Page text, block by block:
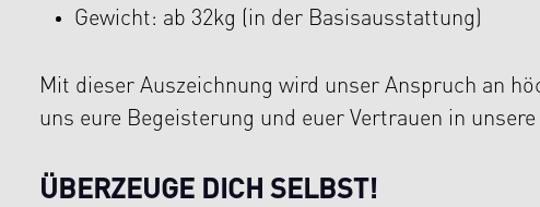
Gewicht: ab 32kg (in der Basisausstattung)
Mit dieser Auszeichnung wird unser Anspruch an
uns eure Begeisterung und euer Vertrauen in
ÜBERZEUGE DICH SELBST!